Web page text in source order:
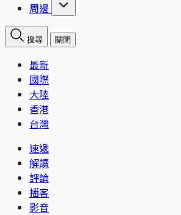
周邊
搜尋 關閉
最新
國際
大陸
香港
台灣
速遞
解讀
評論
播客
影音